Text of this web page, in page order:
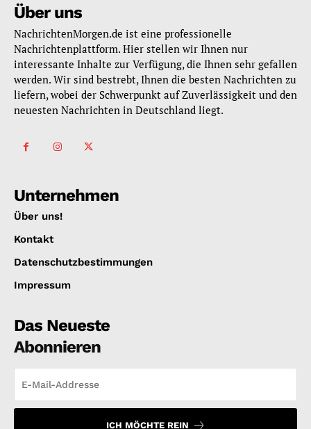
Über uns
NachrichtenMorgen.de ist eine professionelle
Nachrichtenplattform. Hier stellen wir Ihnen nur
interessante Inhalte zur Verfügung, die Ihnen sehr gefallen
werden. Wir sind bestrebt, Ihnen die besten Nachrichten zu
liefern, wobei der Schwerpunkt auf Zuverlässigkeit und den
neuesten Nachrichten in Deutschland liegt.
Unternehmen
Über uns!
Kontakt
Datenschutzbestimmungen
Impressum
Das Neueste
Abonnieren
ICH MÖCHTE REIN